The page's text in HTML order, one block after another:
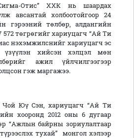
Отис” ХХК нь шаардах
авсантай холбоотойгоор 24
гэрээний төлбөр, алдангийн
572 төгрөгийг хариуцагч “Ай Ти
нэхэмжилснийг хариуцагч эс
үзүүлэн хийсэн хэлцэл мөн
ажил үйлчилгээгээр
гэж маргажээ.
Юү Сэн, хариуцагч “Ай Ти
хооронд 2012 оны 6 дугаар
“Ажлын байрны зориулалтаар
тухай” монгол хэлээр